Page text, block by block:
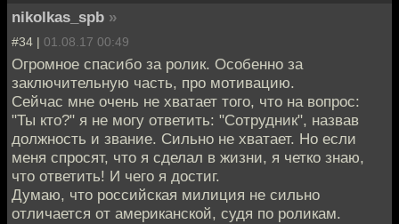
nikolkas_spb »
#34 | 01.08.17 00:49
Огромное спасибо за ролик. Особенно за
заключительную часть, про мотивацию.
Сейчас мне очень не хватает того, что на вопрос:
"Ты кто?" я не могу ответить: "Сотрудник", назвав
должность и звание. Сильно не хватает. Но если
меня спросят, что я сделал в жизни, я четко знаю,
что ответить! И чего я достиг.
Думаю, что российская милиция не сильно
отличается от американской, судя по роликам.